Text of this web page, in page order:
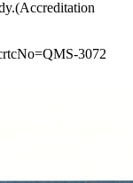
3072